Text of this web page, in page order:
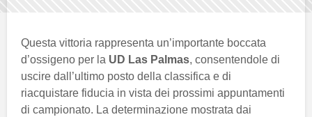
Questa vittoria rappresenta un’importante boccata
d’ossigeno per la UD Las Palmas, consentendole di
uscire dall’ultimo posto della classifica e di
riacquistare fiducia in vista dei prossimi appuntamenti
di campionato. La determinazione mostrata dai